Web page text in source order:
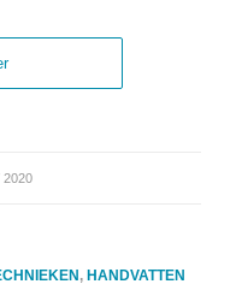
2020
, HANDVATTEN